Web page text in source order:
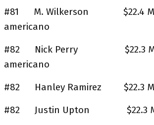
#81 M. Wilkerson $22.4
americano
#82 Nick Perry $22.3
americano
#82 Hanley Ramirez
#82 Justin Upton $22.3